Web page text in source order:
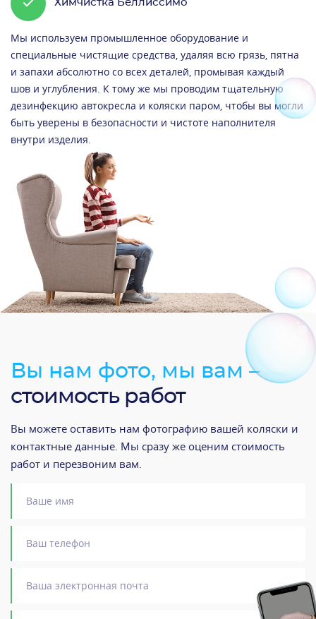
Химчистка Беллиссимо
Мы используем промышленное оборудование и
специальные чистящие средства, удаляя всю грязь, пятна
и запахи абсолютно со всех деталей, промывая каждый
шов и углубления. К тому же мы проводим тщательную
дезинфекцию автокресла и коляски паром, чтобы вы могли
быть уверены в безопасности и чистоте наполнителя
внутри изделия.
Вы нам фото, мы вам –
стоимость работ
Вы можете оставить нам фотографию вашей коляски и
контактные данные. Мы сразу же оценим стоимость
работ и перезвоним вам.